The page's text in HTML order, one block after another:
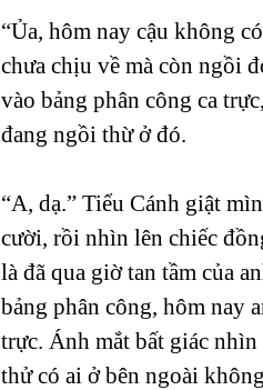
“Ủa, hôm nay cậu không
chưa chịu về mà còn ngồi
vào bảng phân công ca
đang ngồi thừ ở đó.
“A, dạ.” Tiểu Cánh giật
cười, rồi nhìn lên chiếc
là đã qua giờ tan tầm của
bảng phân công, hôm nay
trực. Ánh mắt bất giác
thử có ai ở bên ngoài